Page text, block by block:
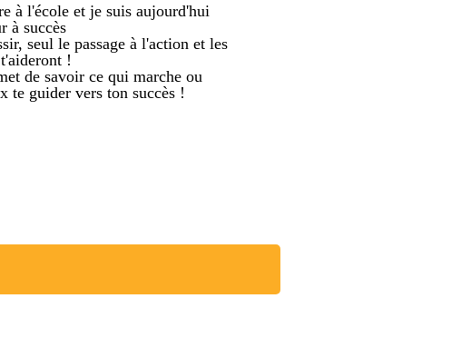
à l'école et je suis aujourd'hui
à succès
seul le passage à l'action et les
!
de savoir ce qui marche ou
te guider vers ton succès !